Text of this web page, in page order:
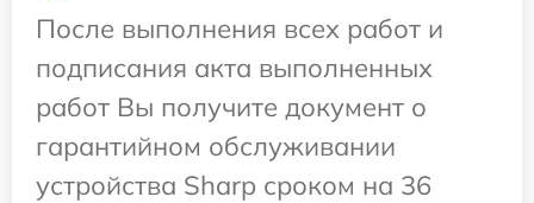
После выполнения всех работ и
подписания акта выполненных
работ Вы получите документ о
гарантийном обслуживании
устройства Sharp сроком на 36